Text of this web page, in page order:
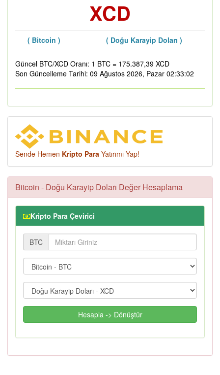
XCD
( Bitcoin ) ( Doğu Karayip Doları )
Güncel BTC/XCD Oranı: 1 BTC = 175.387,39 XCD
Son Güncelleme Tarihi: 09 Ağustos 2026, Pazar 02:33:02
Sende Hemen Kripto Para Yatırımı Yap!
Bitcoin - Doğu Karayip Doları Değer Hesaplama
Kripto Para Çevirici
BTC
Hesapla -> Dönüştür